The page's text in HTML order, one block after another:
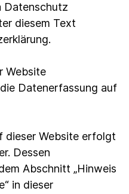
Datenschutz
diesem Text
Website
Datenerfassung auf
dieser Website erfolgt
Dessen
Abschnitt „Hinweis
in dieser